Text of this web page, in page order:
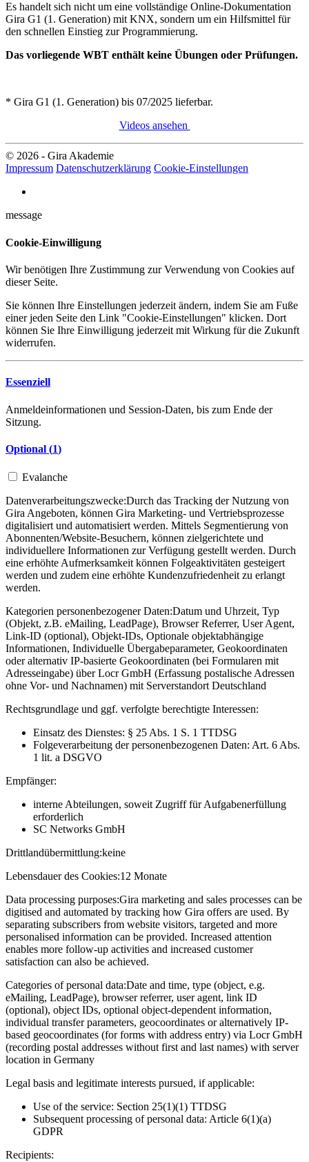
Es handelt sich nicht um eine vollständige Online-Dokumentation
Gira G1 (1. Generation) mit KNX, sondern um ein Hilfsmittel für
den schnellen Einstieg zur Programmierung.
Das vorliegende WBT enthält keine Übungen oder Prüfungen.
* Gira G1 (1. Generation) bis 07/2025 lieferbar.
Videos ansehen
© 2026 - Gira Akademie
Impressum Datenschutzerklärung Cookie-Einstellungen
message
Cookie-Einwilligung
Wir benötigen Ihre Zustimmung zur Verwendung von Cookies auf
dieser Seite.
Sie können Ihre Einstellungen jederzeit ändern, indem Sie am Fuße
einer jeden Seite den Link "Cookie-Einstellungen" klicken. Dort
können Sie Ihre Einwilligung jederzeit mit Wirkung für die Zukunft
widerrufen.
Essenziell
Anmeldeinformationen und Session-Daten, bis zum Ende der
Sitzung.
Optional (1)
Evalanche
Datenverarbeitungszwecke:Durch das Tracking der Nutzung von
Gira Angeboten, können Gira Marketing- und Vertriebsprozesse
digitalisiert und automatisiert werden. Mittels Segmentierung von
Abonnenten/Website-Besuchern, können zielgerichtete und
individuellere Informationen zur Verfügung gestellt werden. Durch
eine erhöhte Aufmerksamkeit können Folgeaktivitäten gesteigert
werden und zudem eine erhöhte Kundenzufriedenheit zu erlangt
werden.
Kategorien personenbezogener Daten:Datum und Uhrzeit, Typ
(Objekt, z.B. eMailing, LeadPage), Browser Referrer, User Agent,
Link-ID (optional), Objekt-IDs, Optionale objektabhängige
Informationen, Individuelle Übergabeparameter, Geokoordinaten
oder alternativ IP-basierte Geokoordinaten (bei Formularen mit
Adresseingabe) über Locr GmbH (Erfassung postalische Adressen
ohne Vor- und Nachnamen) mit Serverstandort Deutschland
Rechtsgrundlage und ggf. verfolgte berechtigte Interessen:
Einsatz des Dienstes: § 25 Abs. 1 S. 1 TTDSG
Folgeverarbeitung der personenbezogenen Daten: Art. 6 Abs.
1 lit. a DSGVO
Empfänger:
interne Abteilungen, soweit Zugriff für Aufgabenerfüllung
erforderlich
SC Networks GmbH
Drittlandübermittlung:keine
Lebensdauer des Cookies:12 Monate
Data processing purposes:Gira marketing and sales processes can be
digitised and automated by tracking how Gira offers are used. By
separating subscribers from website visitors, targeted and more
personalised information can be provided. Increased attention
enables more follow-up activities and increased customer
satisfaction can also be achieved.
Categories of personal data:Date and time, type (object, e.g.
eMailing, LeadPage), browser referrer, user agent, link ID
(optional), object IDs, optional object-dependent information,
individual transfer parameters, geocoordinates or alternatively IP-
based geocoordinates (for forms with address entry) via Locr GmbH
(recording postal addresses without first and last names) with server
location in Germany
Legal basis and legitimate interests pursued, if applicable:
Use of the service: Section 25(1)(1) TTDSG
Subsequent processing of personal data: Article 6(1)(a)
GDPR
Recipients: